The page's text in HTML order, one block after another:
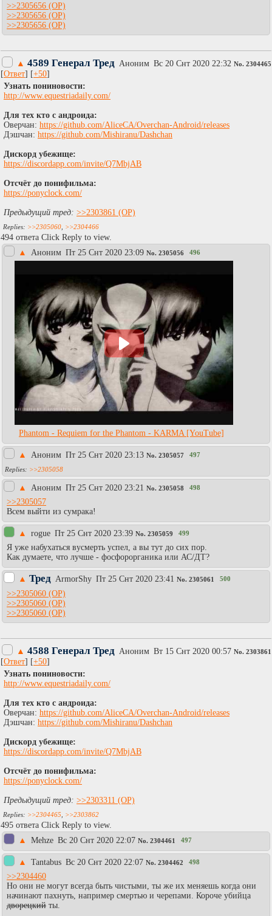
>>2305656
>>2305656
>>2305656
▲ 4589 Генерал Тред Аноним Вc 20 Снт 2020 22:32 No. 2304465
[Ответ] [+50]
Узнать пониновости:
http://www.equestriadaily.com/
Для тех кто с андроида:
Оверчан: https://github.com/AliceCA/Overchan-Android/releases
Дэшчан: https://github.com/Mishiranu/Dashchan
Дискорд убежище:
https://discordapp.com/invite/Q7MbjAB
Отсчёт до понифильма:
https://ponyclock.com/
Предыдущий тред: >>2303861
>>2305060 >>2304466
494 ответа Click Reply to view.
▲
Аноним Пт 25 Снт 2020 23:09 No. 2305056 496
Phantom - Requiem for the Phantom - KARMA [YouTube]
▲ Аноним Пт 25 Снт 2020 23:13 No. 2305057 497
>>2305058
▲ Аноним Пт 25 Снт 2020 23:21 No. 2305058 498
>>2305057
Всем выйти из сумрака!
▲ rogue Пт 25 Снт 2020 23:39 No. 2305059 499
Я уже набухаться вусмерть успел, а вы тут до сих пор.
Как думаете, что лучше - фосфорорганика или АС/ДТ?
▲ Тред АrmоrShy Пт 25 Снт 2020 23:41 No. 2305061 500
>>2305060
>>2305060
>>2305060
▲ 4588 Генерал Тред Аноним Вт 15 Снт 2020 00:57 No. 2303861
[Ответ] [+50]
Узнать пониновости:
http://www.equestriadaily.com/
Для тех кто с андроида:
Оверчан: https://github.com/AliceCA/Overchan-Android/releases
Дэшчан: https://github.com/Mishiranu/Dashchan
Дискорд убежище:
https://discordapp.com/invite/Q7MbjAB
Отсчёт до понифильма:
https://ponyclock.com/
Предыдущий тред: >>2303311
>>2304465 >>2303862
495 ответа Click Reply to view.
▲
Mehze Вc 20 Снт 2020 22:07 No. 2304461 497
▲ Tantabus Вc 20 Снт 2020 22:07 No. 2304462 498
>>2304460
Но они не могут всегда быть чистыми, ты же их меняешь когда они
начинают пахнуть, например смертью и черепами. Короче убийца
дворецкий ты.